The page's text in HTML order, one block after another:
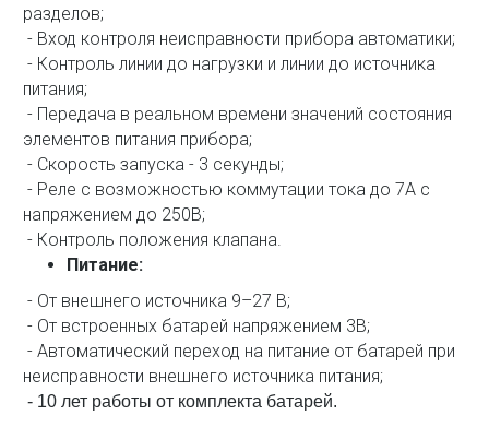
разделов;
- Вход контроля неисправности прибора автоматики;
- Контроль линии до нагрузки и линии до источника
питания;
- Передача в реальном времени значений состояния
элементов питания прибора;
- Скорость запуска - 3 секунды;
- Реле с возможностью коммутации тока до 7А с
напряжением до 250В;
- Контроль положения клапана.
Питание:
- От внешнего источника 9–27 В;
- От встроенных батарей напряжением 3В;
- Автоматический переход на питание от батарей при
неисправности внешнего источника питания;
- 10 лет работы от комплекта батарей.